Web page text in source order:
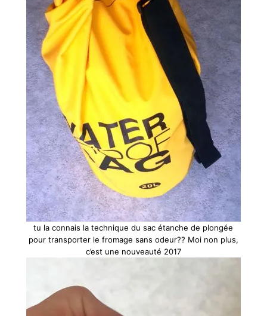
tu la connais la technique du sac étanche de plongée
pour transporter le fromage sans odeur?? Moi non plus,
c’est une nouveauté 2017